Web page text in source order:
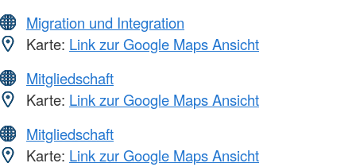
Migration und Integration
Karte: Link zur Google Maps Ansicht
Mitgliedschaft
Karte: Link zur Google Maps Ansicht
Mitgliedschaft
Karte: Link zur Google Maps Ansicht